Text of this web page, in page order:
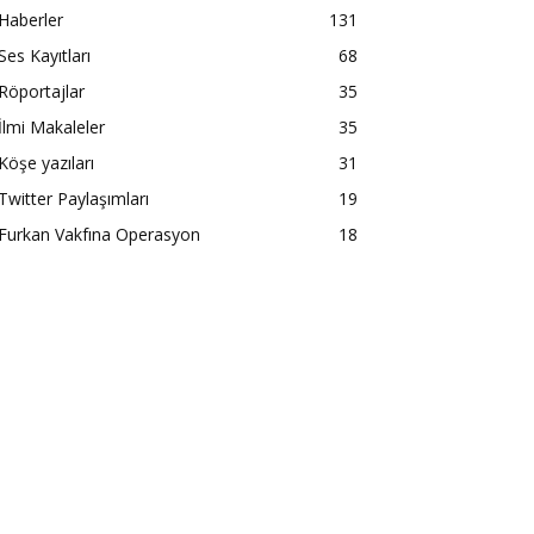
131
Kayıtları
68
35
Makaleler
35
yazıları
31
Paylaşımları
19
Vakfına Operasyon
18